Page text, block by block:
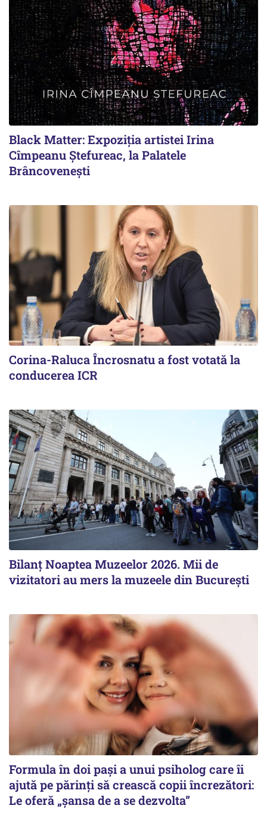
Black Matter: Expoziția artistei Irina
Cîmpeanu Ștefureac, la Palatele
Brâncovenești
Corina-Raluca Încrosnatu a fost votată la
conducerea ICR
Bilanţ Noaptea Muzeelor 2026. Mii de
vizitatori au mers la muzeele din Bucureşti
Formula în doi pași a unui psiholog care îi
ajută pe părinți să crească copii încrezători:
Le oferă „șansa de a se dezvolta”